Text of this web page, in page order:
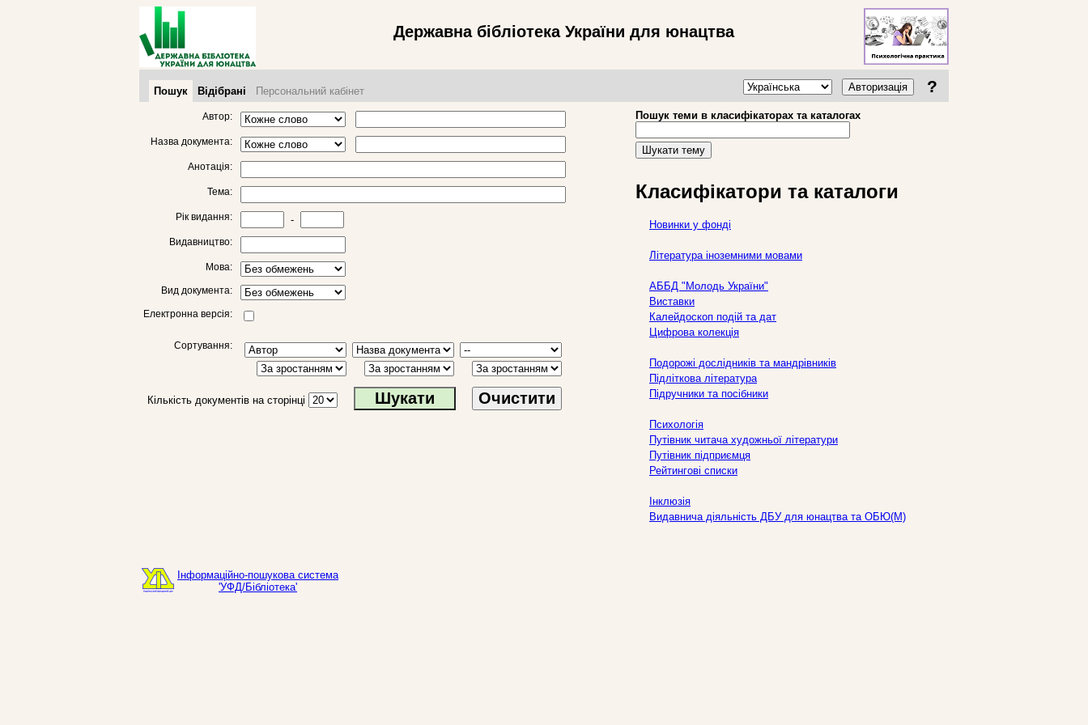
Державна бібліотека України для юнацтва
Пошук Відібрані Персональний кабінет Авторизація ?
Автор:
Назва документа:
Анотація:
Тема:
Рік видання: -
Видавництво:
Мова:
Вид документа:
Електронна версія:
Сортування:
Кількість документів на сторінці Очистити
Пошук теми в класифікаторах та каталогах
Шукати тему
Класифікатори та каталоги
Новинки у фонді
Література іноземними мовами
АББД "Молодь України"
Виставки
Калейдоскоп подій та дат
Цифрова колекція
Подорожі дослідників та мандрівників
Підліткова література
Підручники та посібники
Психологія
Путівник читача художньої літератури
Путівник підприємця
Рейтингові списки
Інклюзія
Видавнича діяльність ДБУ для юнацтва та ОБЮ(М)
Інформаційно-пошукова система
'УФД/Бібліотека'